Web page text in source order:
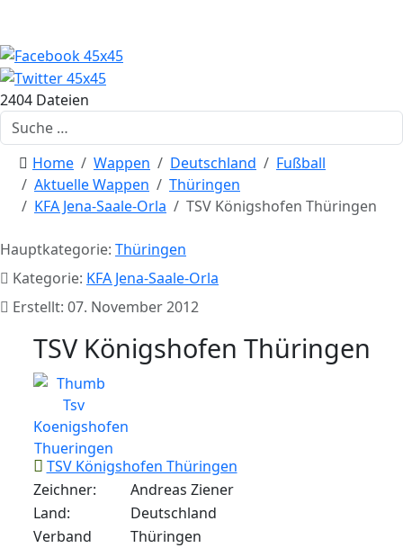
2404 Dateien
Suchen
Home Wappen Deutschland
Fußball
Aktuelle Wappen
Thüringen
KFA Jena-Saale-Orla
TSV Königshofen Thüringen
Hauptkategorie: Thüringen
Kategorie: KFA Jena-Saale-Orla
Erstellt: 07. November 2012
TSV Königshofen Thüringen
TSV Königshofen Thüringen
Zeichner:
Andreas Ziener
Land:
Deutschland
Verband
Thüringen